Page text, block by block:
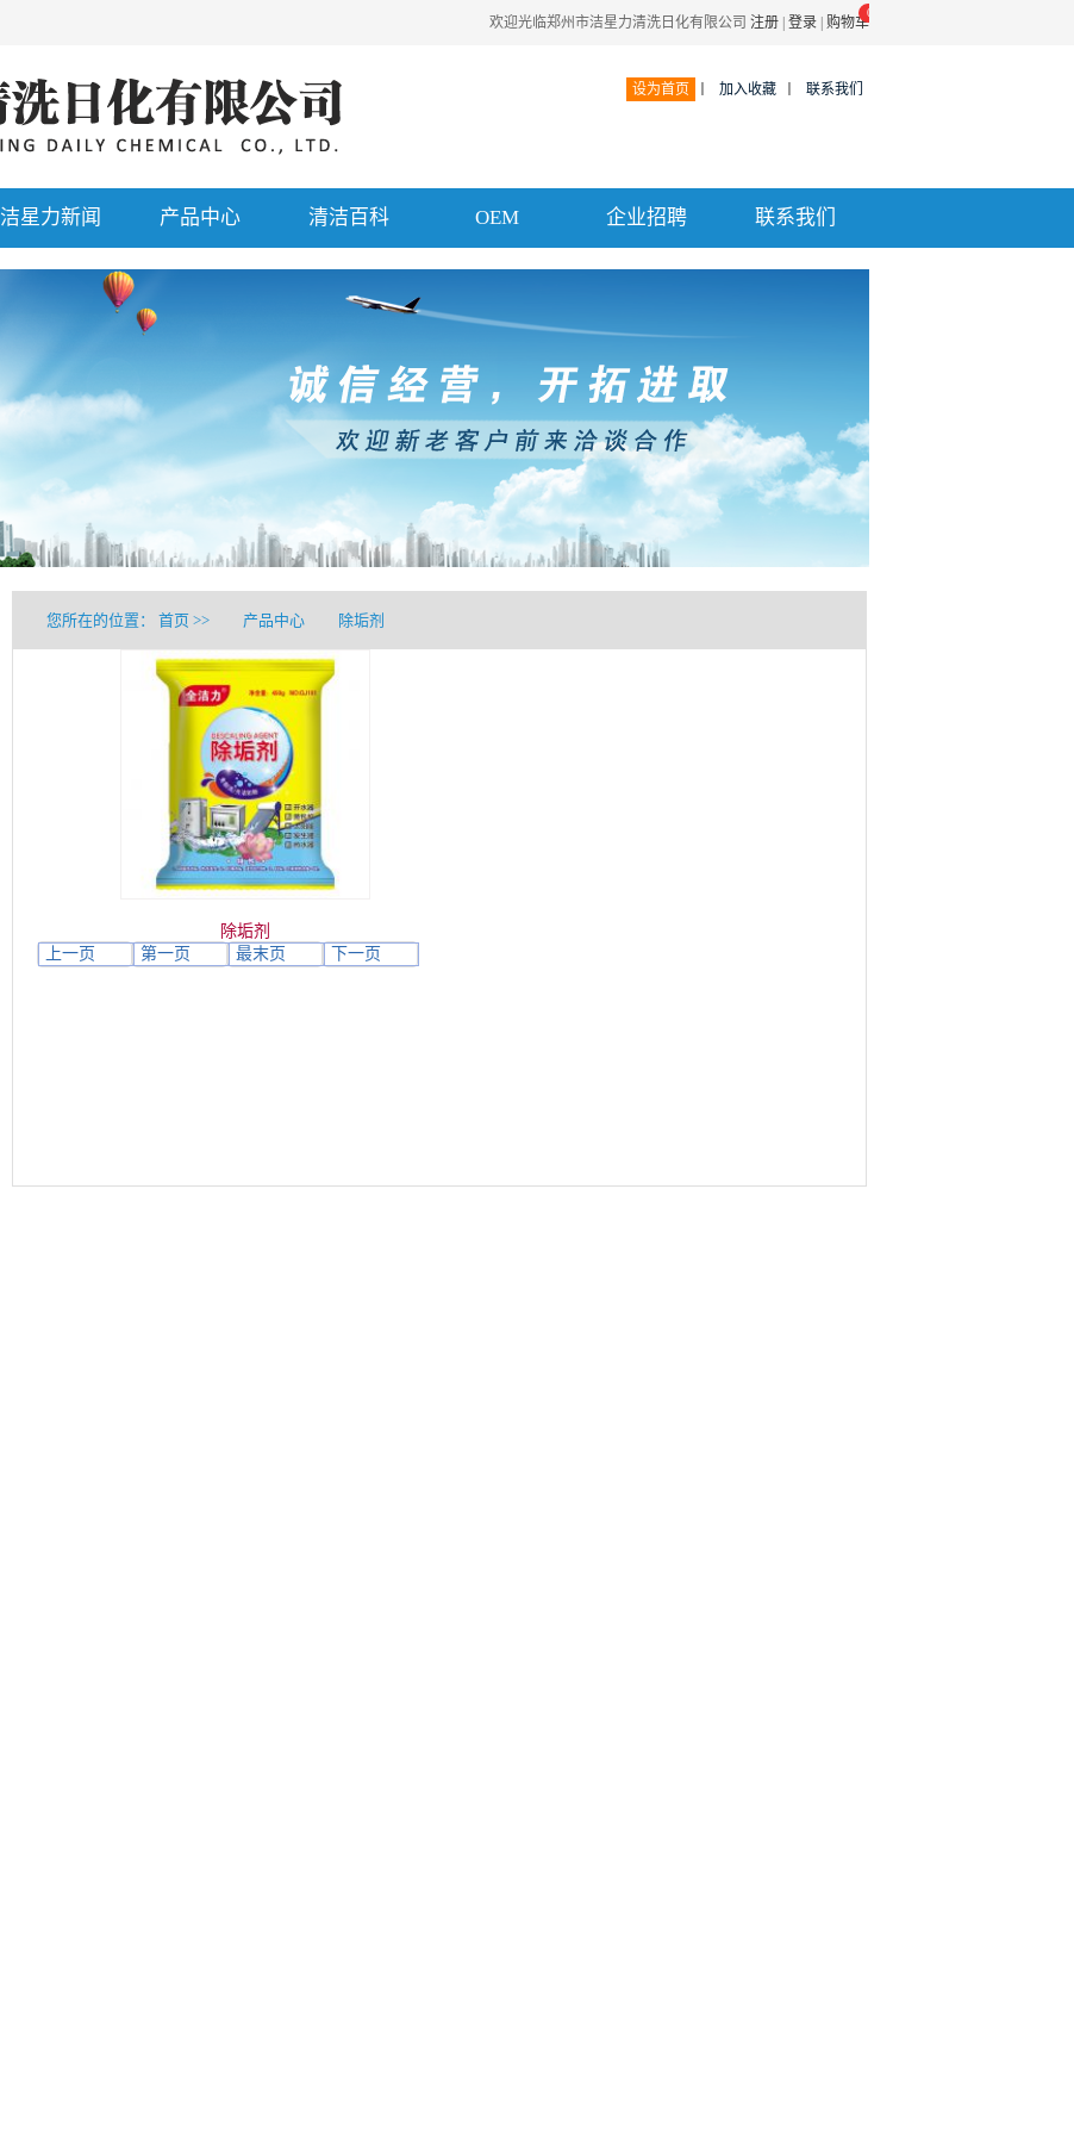
欢迎光临郑州市洁星力清洗日化有限公司 注册 登录 购物车
0
设为首页 加入收藏 联系我们
洁星力新闻 产品中心 清洁百科 OEM 企业招聘 联系我们
您所在的位置： 首页 >> 产品中心 除垢剂
除垢剂
上一页
第一页 最末页 下一页